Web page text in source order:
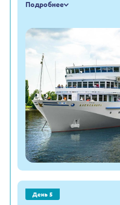
Подробнее
День 5